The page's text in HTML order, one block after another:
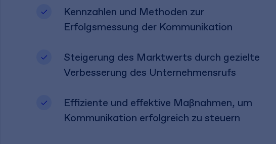
Kennzahlen und Methoden zur
Erfolgsmessung der Kommunikation
Steigerung des Marktwerts durch gezielte
Verbesserung des Unternehmensrufs
Effiziente und effektive Maßnahmen, um
Kommunikation erfolgreich zu steuern